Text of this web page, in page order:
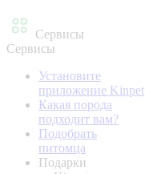
Сервисы
Сервисы
Установите
приложение Kinpet
Какая порода
подходит вам?
Подобрать
питомца
Подарки